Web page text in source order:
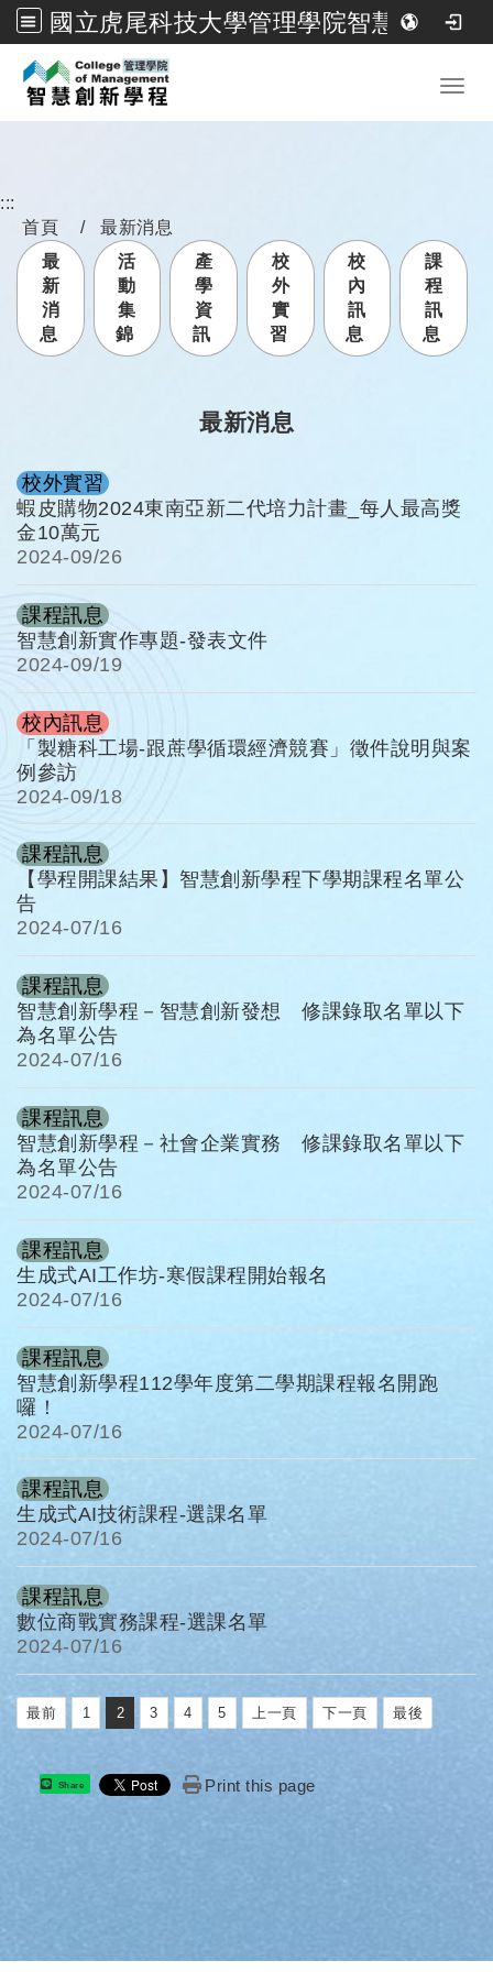
國立虎尾科技大學管理學院智慧創新學程
跳到主要內容
:::
首頁
最新消息
最
新
消
息
活
動
集
錦
產
學
資
訊
校
外
實
習
校
內
訊
息
課
程
訊
息
最新消息
校外實習
蝦皮購物2024東南亞新二代培力計畫_每人最高獎
金10萬元
2024-09/26
課程訊息
智慧創新實作專題-發表文件
2024-09/19
校內訊息
「製糖科工場-跟蔗學循環經濟競賽」徵件說明與案
例參訪
2024-09/18
課程訊息
【學程開課結果】智慧創新學程下學期課程名單公
告
2024-07/16
課程訊息
智慧創新學程－智慧創新發想 修課錄取名單以下
為名單公告
2024-07/16
課程訊息
智慧創新學程－社會企業實務 修課錄取名單以下
為名單公告
2024-07/16
課程訊息
生成式AI工作坊-寒假課程開始報名
2024-07/16
課程訊息
智慧創新學程112學年度第二學期課程報名開跑
囉！
2024-07/16
課程訊息
生成式AI技術課程-選課名單
2024-07/16
課程訊息
數位商戰實務課程-選課名單
2024-07/16
最前 1 2 3 4 5 上一頁 下一頁 最後
Share Print this page